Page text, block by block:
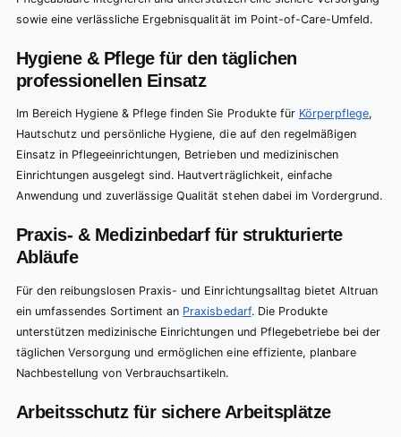
sowie eine verlässliche Ergebnisqualität im Point-of-Care-Umfeld.
Hygiene & Pflege für den täglichen
professionellen Einsatz
Im Bereich Hygiene & Pflege finden Sie Produkte für Körperpflege,
Hautschutz und persönliche Hygiene, die auf den regelmäßigen
Einsatz in Pflegeeinrichtungen, Betrieben und medizinischen
Einrichtungen ausgelegt sind. Hautverträglichkeit, einfache
Anwendung und zuverlässige Qualität stehen dabei im Vordergrund.
Praxis- & Medizinbedarf für strukturierte
Abläufe
Für den reibungslosen Praxis- und Einrichtungsalltag bietet Altruan
ein umfassendes Sortiment an Praxisbedarf. Die Produkte
unterstützen medizinische Einrichtungen und Pflegebetriebe bei der
täglichen Versorgung und ermöglichen eine effiziente, planbare
Nachbestellung von Verbrauchsartikeln.
Arbeitsschutz für sichere Arbeitsplätze